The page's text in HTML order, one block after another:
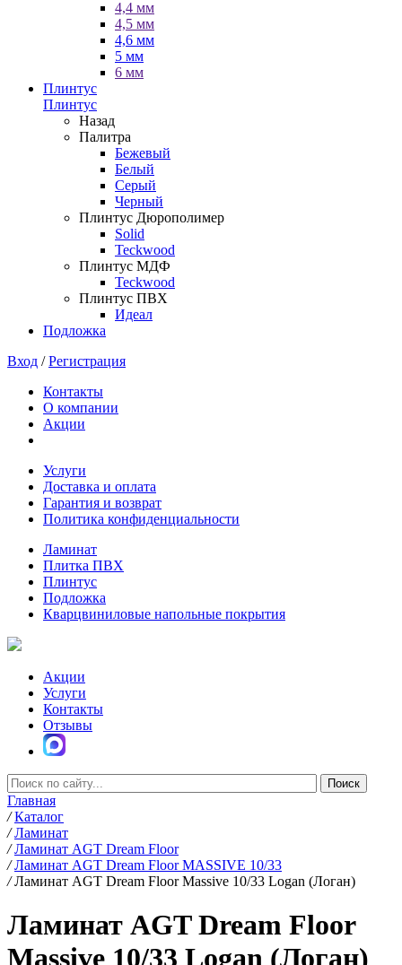
4,4 мм
4,5 мм
4,6 мм
5 мм
6 мм
Плинтус
Плинтус
Назад
Палитра
Бежевый
Белый
Серый
Черный
Плинтус Дюрополимер
Solid
Teckwood
Плинтус МДФ
Teckwood
Плинтус ПВХ
Идеал
Подложка
Вход /Регистрация
Контакты
О компании
Акции
Услуги
Доставка и оплата
Гарантия и возврат
Политика конфиденциальности
Ламинат
Плитка ПВХ
Плинтус
Подложка
Кварцвиниловые напольные покрытия
Акции
Услуги
Контакты
Отзывы
Главная
/ Каталог
/ Ламинат
/ Ламинат AGT Dream Floor
/ Ламинат AGT Dream Floor MASSIVE 10/33
/ Ламинат AGT Dream Floor Massive 10/33 Logan (Логан)
Ламинат AGT Dream Floor
Massive 10/33 Logan (Логан)